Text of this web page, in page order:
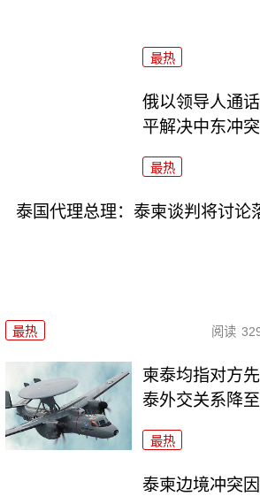
最热
俄以领导人通
平解决中东冲突
最热
泰国代理总理：泰柬谈判将讨论
最热 阅读
柬泰均指对方
泰外交关系降
最热
泰柬边境冲突